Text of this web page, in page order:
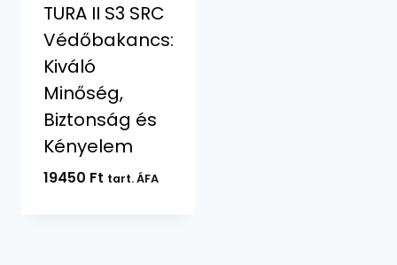
TURA II S3 SRC
Védőbakancs:
Kiváló
Minőség,
Biztonság és
Kényelem
19450 Ft tart. ÁFA